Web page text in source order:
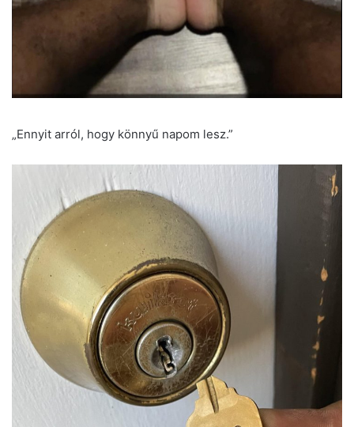
„Ennyit arról, hogy könnyű napom lesz.”